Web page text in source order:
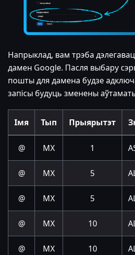
Напрыклад, вам трэба
дамен Google. Пасля выбару
пошты для дамена будзе
запісы будуць зменены
Імя Тып Прыярытэт
@ MX 1
@ MX 5
@ MX 5
@ MX 10
@ MX 10